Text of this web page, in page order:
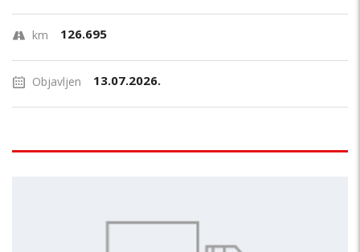
km 126.695
Objavljen 13.07.2026.